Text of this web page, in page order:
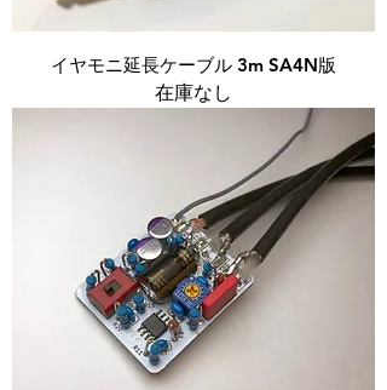
イヤモニ延長ケーブル 3m SA4N版
在庫なし